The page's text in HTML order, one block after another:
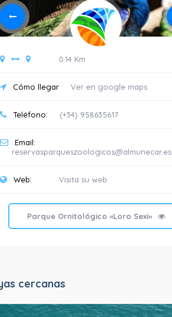
0.14 Km
Cómo llegar Ver en google maps
Teléfono: (+34) 958635617
Email:
reservasparqueszoologicos@almunecar.es
Web: Visita su web
Parque Ornitológico «Loro Sexi»
cercanas